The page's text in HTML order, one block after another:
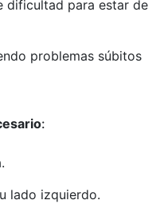
dificultad para estar de
problemas súbitos
:
lado izquierdo.